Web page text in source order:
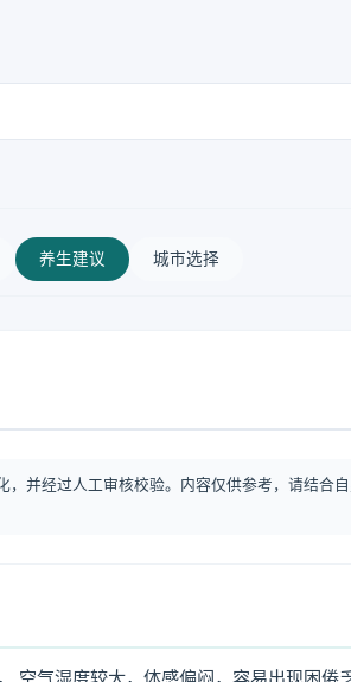
养生建议 城市选择
并经过人工审核校验。内容仅供参考，请结合